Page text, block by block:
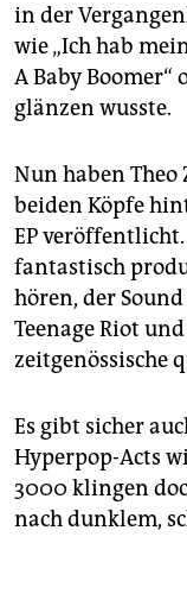
in der
wie „Ich hab
A Baby Boomer“
glänzen wusste.
Nun haben
beiden Köpfe
EP veröffentlicht.
fantastisch
hören, der
Teenage Riot
zeitgenössische
Es gibt sicher
Hyperpop-Acts
3000 klingen
nach dunklem,